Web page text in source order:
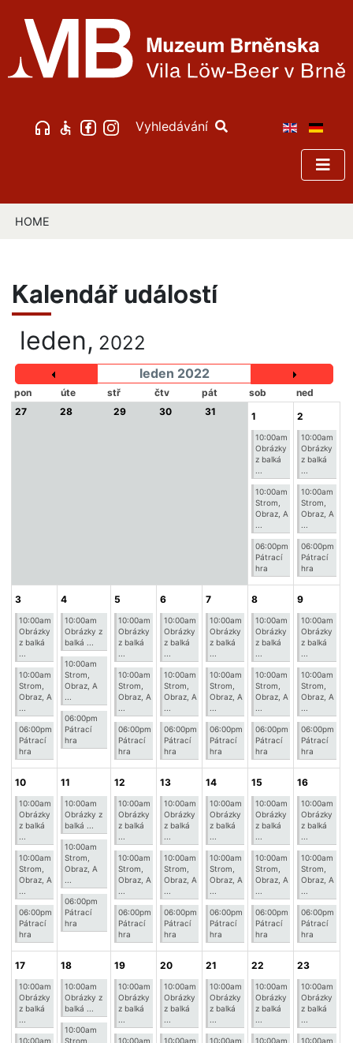
Vyhledávání
HOME
Kalendář událostí
leden, 2022
leden 2022
pon úte stř čtv pát sob
ned
27
28 29 30 31 1
10:00am
Obrázky
z balká
10:00am
Strom,
Obraz, A
06:00pm
Pátrací
hra
2
10:00am
Obrázky
z balká
10:00am
Strom,
Obraz, A
06:00pm
Pátrací
hra
3
10:00am
Obrázky
z balká
10:00am
Strom,
Obraz, A
06:00pm
Pátrací
hra
4
10:00am
Obrázky z
balká ...
10:00am
Strom,
Obraz, A
06:00pm
Pátrací
hra
5
10:00am
Obrázky
z balká
10:00am
Strom,
Obraz, A
06:00pm
Pátrací
hra
6
10:00am
Obrázky
z balká
10:00am
Strom,
Obraz, A
06:00pm
Pátrací
hra
7
10:00am
Obrázky
z balká
10:00am
Strom,
Obraz, A
06:00pm
Pátrací
hra
8
10:00am
Obrázky
z balká
10:00am
Strom,
Obraz, A
06:00pm
Pátrací
hra
9
10:00am
Obrázky
z balká
10:00am
Strom,
Obraz, A
06:00pm
Pátrací
hra
10
10:00am
Obrázky
z balká
10:00am
Strom,
Obraz, A
06:00pm
Pátrací
hra
11
10:00am
Obrázky z
balká ...
10:00am
Strom,
Obraz, A
06:00pm
Pátrací
hra
12
10:00am
Obrázky
z balká
10:00am
Strom,
Obraz, A
06:00pm
Pátrací
hra
13
10:00am
Obrázky
z balká
10:00am
Strom,
Obraz, A
06:00pm
Pátrací
hra
14
10:00am
Obrázky
z balká
10:00am
Strom,
Obraz, A
06:00pm
Pátrací
hra
15
10:00am
Obrázky
z balká
10:00am
Strom,
Obraz, A
06:00pm
Pátrací
hra
16
10:00am
Obrázky
z balká
10:00am
Strom,
Obraz, A
06:00pm
Pátrací
hra
17
10:00am
Obrázky
z balká
10:00am
18
10:00am
Obrázky z
balká ...
10:00am
Strom,
19
10:00am
Obrázky
z balká
10:00am
20
10:00am
Obrázky
z balká
10:00am
21
10:00am
Obrázky
z balká
10:00am
22
10:00am
Obrázky
z balká
10:00am
23
10:00am
Obrázky
z balká
10:00am